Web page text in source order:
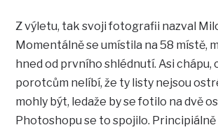
Z výletu, tak svoji fotografii nazval
Momentálně se umístila na 58 místě,
hned od prvního shlédnutí. Asi chápu,
porotcům nelíbí, že ty listy nejsou
mohly být, ledaže by se fotilo na dvě
Photoshopu se to spojilo.